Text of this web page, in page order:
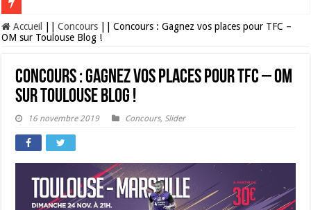
Les Nocturnes de la Cité de l’espace 2026 : l’événement incontournable de
Accueil Concours
Concours : Gagnez vos places pour TFC –
OM sur Toulouse Blog !
Concours : Gagnez vos places pour TFC – OM
sur Toulouse Blog !
16 novembre 2019 Concours, Slider